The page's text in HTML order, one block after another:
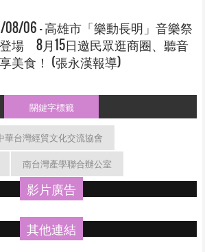
08/06 - 高雄市「樂動長明」音樂祭
場 8月15日邀民眾逛商圈、聽音
美食！ (張永漢報導)
關鍵字標籤
華台灣經貿文化交流協會
南台灣產學聯合辦公室
影片廣告
其他連結